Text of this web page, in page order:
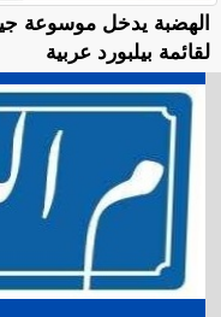
الهضبة يدخل موسوعة
لقائمة بيلبورد عربية